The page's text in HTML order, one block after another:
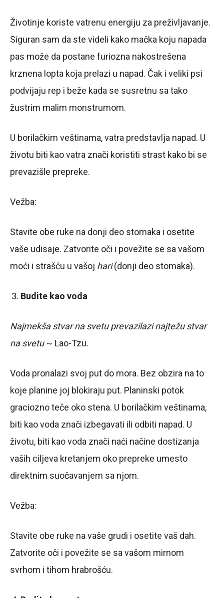
Životinje koriste vatrenu energiju za preživljavanje.
Siguran sam da ste videli kako mačka koju napada
pas može da postane furiozna nakostrešena
krznena lopta koja prelazi u napad. Čak i veliki psi
podvijaju rep i beže kada se susretnu sa tako
žustrim malim monstrumom.
U borilačkim veštinama, vatra predstavlja napad. U
životu biti kao vatra znači koristiti strast kako bi se
prevazišle prepreke.
Vežba:
Stavite obe ruke na donji deo stomaka i osetite
vaše udisaje. Zatvorite oči i povežite se sa vašom
moći i strašću u vašoj hari(donji deo stomaka).
Budite kao voda
Najmekša stvar na svetu prevazilazi najtežu stvar
na svetu~ Lao-Tzu.
Voda pronalazi svoj put do mora. Bez obzira na to
koje planine joj blokiraju put. Planinski potok
graciozno teče oko stena. U borilačkim veštinama,
biti kao voda znači izbegavati ili odbiti napad. U
životu, biti kao voda znači naći načine dostizanja
vaših ciljeva kretanjem oko prepreke umesto
direktnim suočavanjem sa njom.
Vežba:
Stavite obe ruke na vaše grudi i osetite vaš dah.
Zatvorite oči i povežite se sa vašom mirnom
svrhom i tihom hrabrošću.